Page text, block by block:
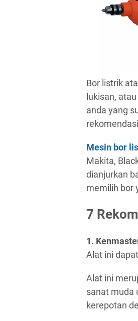
Bor listrik
lukisan,
anda yang
Mesin bor
Makita,
dianjurkan
memilih bor
7
1.
Alat ini
Alat ini
sanat muda
kerepotan